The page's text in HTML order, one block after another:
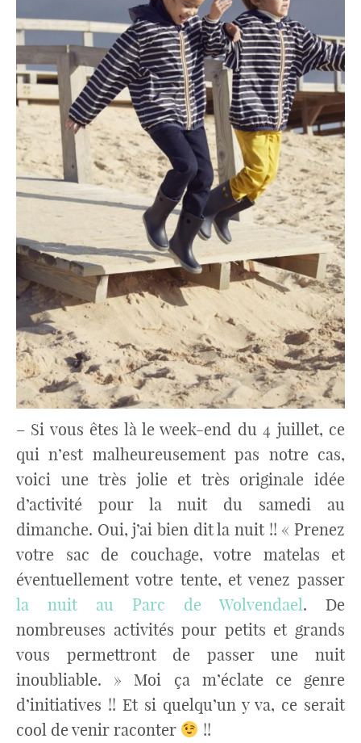
– Si vous êtes là le week-end du 4 juillet, ce
qui n’est malheureusement pas notre cas,
voici une très jolie et très originale idée
d’activité pour la nuit du samedi au
dimanche. Oui, j’ai bien dit la nuit !! « Prenez
votre sac de couchage, votre matelas et
éventuellement votre tente, et venez passer
la nuit au Parc de Wolvendael. De
nombreuses activités pour petits et grands
vous permettront de passer une nuit
inoubliable. » Moi ça m’éclate ce genre
d’initiatives !! Et si quelqu’un y va, ce serait
cool de venir raconter
!!